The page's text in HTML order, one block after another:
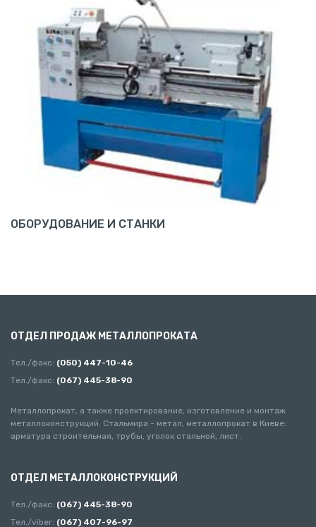
ОБОРУДОВАНИЕ И СТАНКИ
ОТДЕЛ ПРОДАЖ МЕТАЛЛОПРОКАТА
Тел./факс: (050) 447-10-46
Тел./факс: (067) 445-38-90
Металлопрокат, а также проектирование, изготовление и монтаж
металлоконструкций. Стальмира - метал, металлопрокат в Киеве:
арматура строительная, трубы, уголок стальной, лист.
ОТДЕЛ МЕТАЛЛОКОНСТРУКЦИЙ
Тел./факс: (067) 445-38-90
Тел./viber: (067) 407-96-97